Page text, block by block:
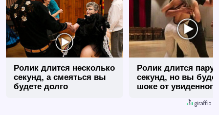
Ролик длится несколько
секунд, а смеяться вы
будете долго
Ролик длится пару
секунд, но вы
шоке от увиденного